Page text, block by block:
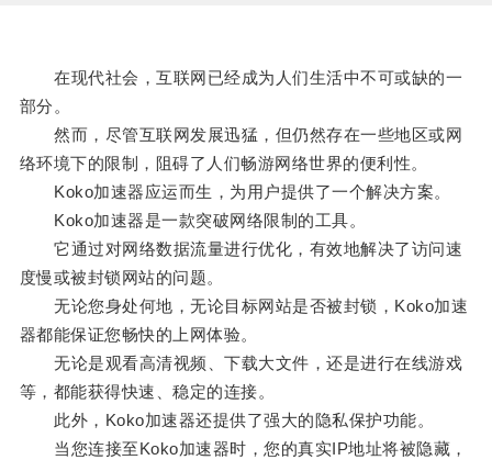
在现代社会，互联网已经成为人们生活中不可或缺的一
部分。
然而，尽管互联网发展迅猛，但仍然存在一些地区或网
络环境下的限制，阻碍了人们畅游网络世界的便利性。
Koko加速器应运而生，为用户提供了一个解决方案。
Koko加速器是一款突破网络限制的工具。
它通过对网络数据流量进行优化，有效地解决了访问速
度慢或被封锁网站的问题。
无论您身处何地，无论目标网站是否被封锁，Koko加速
器都能保证您畅快的上网体验。
无论是观看高清视频、下载大文件，还是进行在线游戏
等，都能获得快速、稳定的连接。
此外，Koko加速器还提供了强大的隐私保护功能。
当您连接至Koko加速器时，您的真实IP地址将被隐藏，